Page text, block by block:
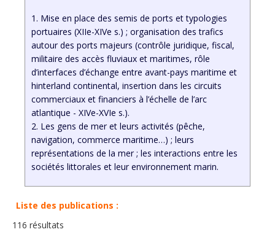
1. Mise en place des semis de ports et typologies
portuaires (XIIe-XIVe s.) ; organisation des trafics
autour des ports majeurs (contrôle juridique, fiscal,
militaire des accès fluviaux et maritimes, rôle
d’interfaces d’échange entre avant-pays maritime et
hinterland continental, insertion dans les circuits
commerciaux et financiers à l’échelle de l’arc
atlantique - XIVe-XVIe s.).
2. Les gens de mer et leurs activités (pêche,
navigation, commerce maritime…) ; leurs
représentations de la mer ; les interactions entre les
sociétés littorales et leur environnement marin.
Liste des publications :
116 résultats